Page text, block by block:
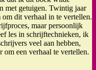
met getuigen. Twintig jaar
dit verhaal in te vertellen.
maar persoonlijk
les in schrijftechnieken, ik
veel aan hebben,
om een verhaal te vertellen.